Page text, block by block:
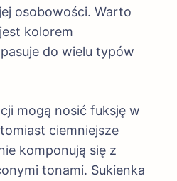
osobowości. Warto
kolorem
do wielu typów
mogą nosić fuksję w
ciemniejsze
komponują się z
tonami. Sukienka